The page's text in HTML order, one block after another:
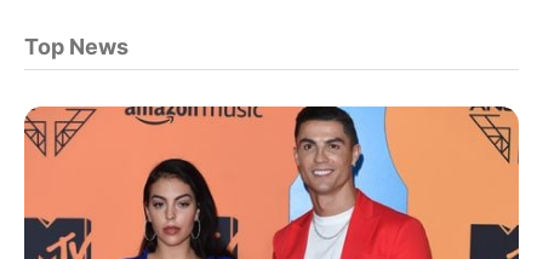
Top News